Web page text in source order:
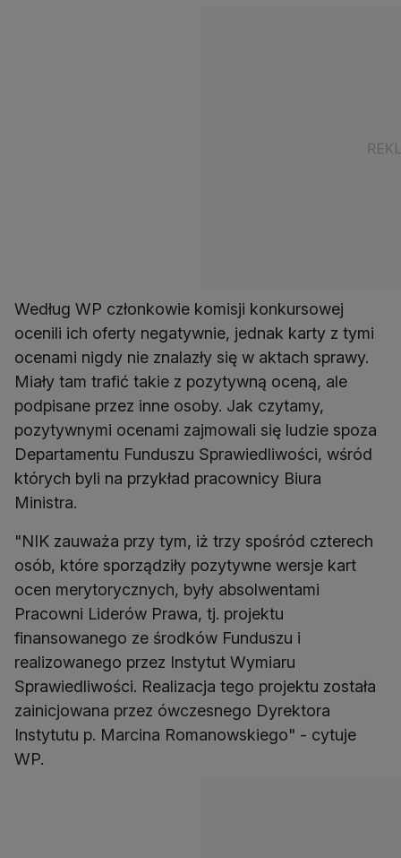
Według WP członkowie komisji konkursowej
ocenili ich oferty negatywnie, jednak karty z tymi
ocenami nigdy nie znalazły się w aktach sprawy.
Miały tam trafić takie z pozytywną oceną, ale
podpisane przez inne osoby. Jak czytamy,
pozytywnymi ocenami zajmowali się ludzie spoza
Departamentu Funduszu Sprawiedliwości, wśród
których byli na przykład pracownicy Biura
Ministra.
"NIK zauważa przy tym, iż trzy spośród czterech
osób, które sporządziły pozytywne wersje kart
ocen merytorycznych, były absolwentami
Pracowni Liderów Prawa, tj. projektu
finansowanego ze środków Funduszu i
realizowanego przez Instytut Wymiaru
Sprawiedliwości. Realizacja tego projektu została
zainicjowana przez ówczesnego Dyrektora
Instytutu p. Marcina Romanowskiego" - cytuje
WP.